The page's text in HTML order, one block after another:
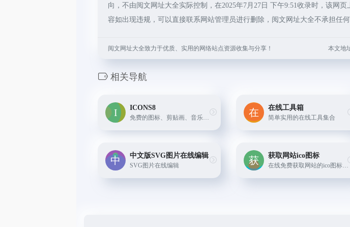
向，不由阅文网址大全实际控制，在2025年7月27日 下午9:51收录时，该网
容如出现违规，可以直接联系网站管理员进行删除，阅文网址大全不承担任何
阅文网址大全致力于优质、实用的网络站点资源收集与分享！ 本文地
相关导航
ICONS8
免费的图标、剪贴画、音乐素材
在线工具箱
简单实用的在线工具集合
中文版SVG图片在线编辑
SVG图片在线编辑
获取网站ico图标
在线免费获取网站的ico图标，可用于美化网站外链显示效果！